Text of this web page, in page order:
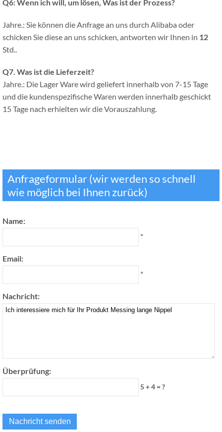
Q6:Wenn ich will, um lösen, Was ist der Prozess?
Jahre.: Sie können die Anfrage an uns durch Alibaba oder
schicken Sie diese an uns schicken, antworten wir Ihnen in 12
Std..
Q7. Was ist die Lieferzeit?
Jahre.: Die Lager Ware wird geliefert innerhalb von 7-15 Tage
und die kundenspezifische Waren werden innerhalb geschickt
15 Tage nach erhielten wir die Vorauszahlung.
Anfrageformular (wir werden so schnell
wie möglich bei Ihnen zurück)
Name:
*
Email:
*
Nachricht:
Überprüfung:
5 + 4 = ?